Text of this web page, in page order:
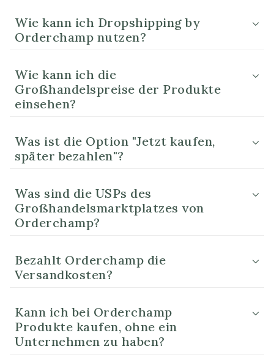
Wie kann ich Dropshipping by
Orderchamp nutzen?
Wie kann ich die
Großhandelspreise der Produkte
einsehen?
Was ist die Option "Jetzt kaufen,
später bezahlen"?
Was sind die USPs des
Großhandelsmarktplatzes von
Orderchamp?
Bezahlt Orderchamp die
Versandkosten?
Kann ich bei Orderchamp
Produkte kaufen, ohne ein
Unternehmen zu haben?